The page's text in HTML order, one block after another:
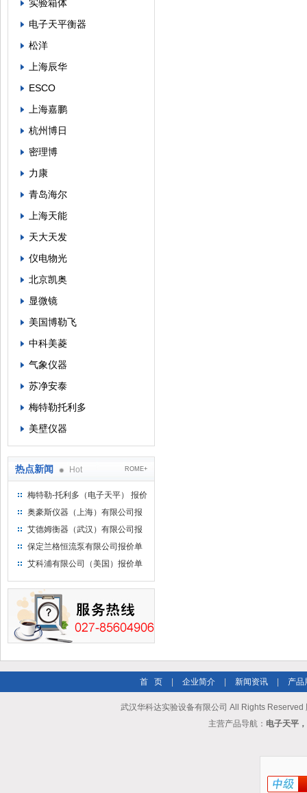
实验箱体
电子天平衡器
松洋
上海辰华
ESCO
上海嘉鹏
杭州博日
密理博
力康
青岛海尔
上海天能
天大天发
仪电物光
北京凯奥
显微镜
美国博勒飞
中科美菱
气象仪器
苏净安泰
梅特勒托利多
美壁仪器
热点新闻 Hot ROME+
梅特勒-托利多（电子天平） 报价
单
奥豪斯仪器（上海）有限公司报
价单
艾德姆衡器（武汉）有限公司报
价单
保定兰格恒流泵有限公司报价单
艾科浦有限公司（美国）报价单
首 页 企业简介 新闻资讯 产品
武汉华科达实验设备有限公司 All Rights Reserved
主营产品导航： 电子天平